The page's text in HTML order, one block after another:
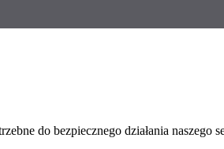
do bezpiecznego działania